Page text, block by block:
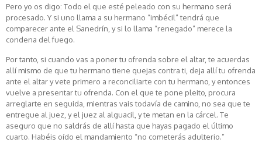
Pero yo os digo: Todo el que esté peleado con su hermano será
procesado. Y si uno llama a su hermano “imbécil” tendrá que
comparecer ante el Sanedrín, y si lo llama “renegado” merece la
condena del fuego.
Por tanto, si cuando vas a poner tu ofrenda sobre el altar, te acuerdas
allí mismo de que tu hermano tiene quejas contra ti, deja allí tu ofrenda
ante el altar y vete primero a reconciliarte con tu hermano, y entonces
vuelve a presentar tu ofrenda. Con el que te pone pleito, procura
arreglarte en seguida, mientras vais todavía de camino, no sea que te
entregue al juez, y el juez al alguacil, y te metan en la cárcel. Te
aseguro que no saldrás de allí hasta que hayas pagado el último
cuarto. Habéis oído el mandamiento “no cometerás adulterio.”